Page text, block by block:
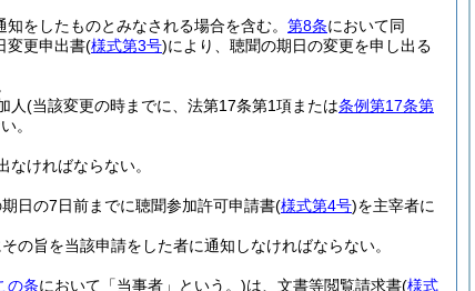
をしたものとみなされる場合を含む。 第8条において同
変更申出書(様式第3号)により、聴聞の期日の変更を申し出る
人(当該変更の時までに、法第17条第1項または条例第17条第
。
ければならない。
日の7日前までに聴聞参加許可申請書(様式第4号)を主宰者に
の旨を当該申請をした者に通知しなければならない。
の条において「当事者」という。)は、文書等閲覧請求書(様式